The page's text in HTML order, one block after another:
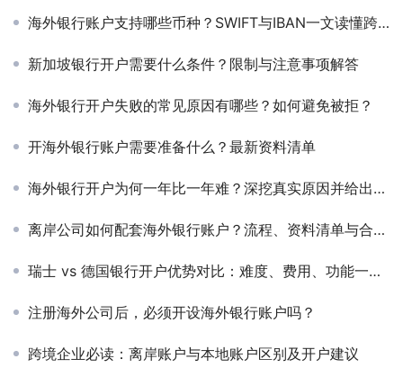
海外银行账户支持哪些币种？SWIFT与IBAN一文读懂跨境收付关键点
新加坡银行开户需要什么条件？限制与注意事项解答
海外银行开户失败的常见原因有哪些？如何避免被拒？
开海外银行账户需要准备什么？最新资料清单
海外银行开户为何一年比一年难？深挖真实原因并给出实用对策
离岸公司如何配套海外银行账户？流程、资料清单与合规要诀
瑞士 vs 德国银行开户优势对比：难度、费用、功能一文解析
注册海外公司后，必须开设海外银行账户吗？
跨境企业必读：离岸账户与本地账户区别及开户建议